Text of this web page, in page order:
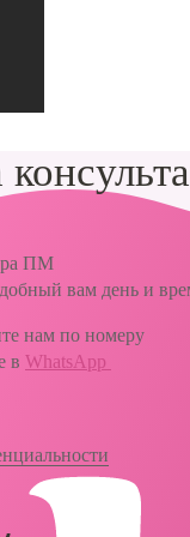
ПМ
вам день и
нам по номеру
в WhatsApp